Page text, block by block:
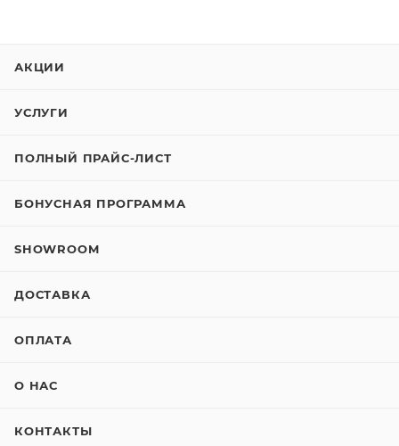
АКЦИИ
УСЛУГИ
ПОЛНЫЙ ПРАЙС-ЛИСТ
БОНУСНАЯ ПРОГРАММА
SHOWROOM
ДОСТАВКА
ОПЛАТА
О НАС
КОНТАКТЫ